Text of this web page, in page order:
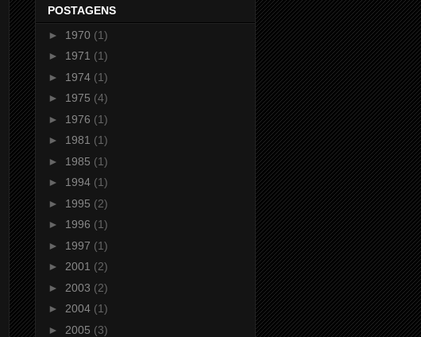
POSTAGENS
► 1970 (1)
► 1971 (1)
► 1974 (1)
► 1975 (4)
► 1976 (1)
► 1981 (1)
► 1985 (1)
► 1994 (1)
► 1995 (2)
► 1996 (1)
► 1997 (1)
► 2001 (2)
► 2003 (2)
► 2004 (1)
► 2005 (3)